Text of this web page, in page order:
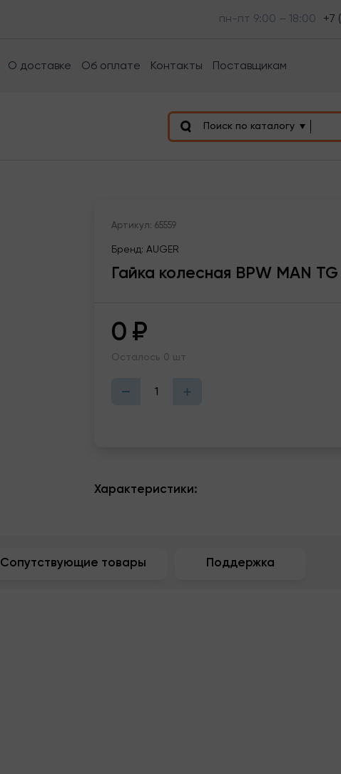
пн-пт 9:00 – 18:00 +7
О доставке Об оплате Контакты Поставщикам
Поиск по каталогу
Характеристики:
Артикул: 65559
Бренд: AUGER
Гайка колесная BPW MAN
0 ₽
Осталось 0 шт
Сопутствующие товары Поддержка